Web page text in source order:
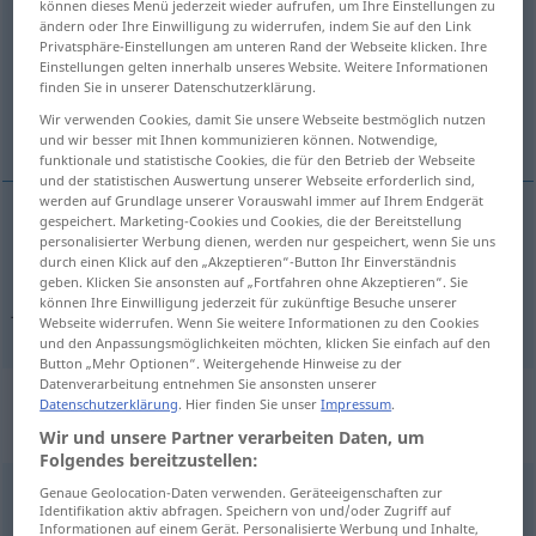
Übersicht aller Übersetzungen
(Für mehr Details die Übersetzung anklicken/antippen)
obgleich, obwohl
obgleich,obwohl fast
fast → siehe „fastän“
„fast“: Adjektiv, Eigenschaftswort |
Adverb
fastadj,adv
können dieses Menü jederzeit wieder aufrufen, um Ihre Einstellungen zu
ändern oder Ihre Einwilligung zu widerrufen, indem Sie auf den Link
Privatsphäre-Einstellungen am unteren Rand der Webseite klicken. Ihre
Einstellungen gelten innerhalb unseres Website. Weitere Informationen
finden Sie in unserer Datenschutzerklärung.
Wir verwenden Cookies, damit Sie unsere Webseite bestmöglich nutzen
und wir besser mit Ihnen kommunizieren können. Notwendige,
funktionale und statistische Cookies, die für den Betrieb der Webseite
und der statistischen Auswertung unserer Webseite erforderlich sind,
werden auf Grundlage unserer Vorauswahl immer auf Ihrem Endgerät
gespeichert. Marketing-Cookies und Cookies, die der Bereitstellung
personalisierter Werbung dienen, werden nur gespeichert, wenn Sie uns
durch einen Klick auf den „Akzeptieren“-Button Ihr Einverständnis
geben. Klicken Sie ansonsten auf „Fortfahren ohne Akzeptieren“. Sie
können Ihre Einwilligung jederzeit für zukünftige Besuche unserer
Webseite widerrufen. Wenn Sie weitere Informationen zu den Cookies
und den Anpassungsmöglichkeiten möchten, klicken Sie einfach auf den
Button „Mehr Optionen“. Weitergehende Hinweise zu der
Datenverarbeitung entnehmen Sie ansonsten unserer
Datenschutzerklärung. Hier finden Sie unserImpressum.
Wir und unsere Partner verarbeiten Daten, um
Folgendes bereitzustellen:
Genaue Geolocation-Daten verwenden. Geräteeigenschaften zur
Identifikation aktiv abfragen. Speichern von und/oder Zugriff auf
Informationen auf einem Gerät. Personalisierte Werbung und Inhalte,